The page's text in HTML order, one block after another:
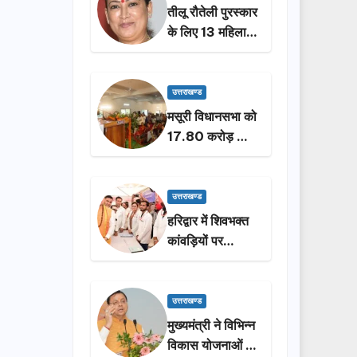
तीलू रौतेली पुरस्कार
के लिए 13 महिलाओं
का चयन, 35
कार्यकर्तियां भी होंगी
सम्मानित…
उत्तराखण्ड
मसूरी विधानसभा को
17.80 करोड़ की
विकास योजनाओं की
ने किया लोकार्पण-
शिलान्यास.
उत्तराखण्ड
हरिद्वार में शिवभक्त
कांवड़ियों पर
पुष्पवर्षा, मुख्यमंत्री
प्रक्षालन…
उत्तराखण्ड
मुख्यमंत्री ने विभिन्न
विकास योजनाओं के